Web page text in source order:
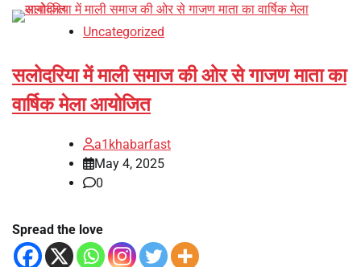
Uncategorized
सलोदरिया में माली समाज की ओर से गाजण माता का
वार्षिक मेला आयोजित
a1khabarfast
May 4, 2025
0
Spread the love